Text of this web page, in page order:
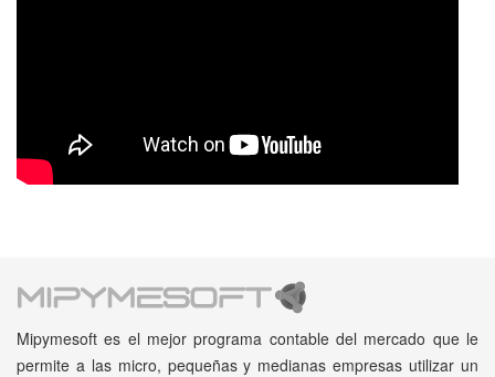
Mipymesoft es el mejor programa contable del mercado que le
permite a las micro, pequeñas y medianas empresas utilizar un